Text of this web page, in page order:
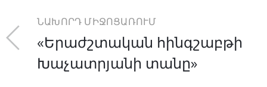
ՆԱԽՈՐԴ ՄԻՋՈՑԱՌՈՒՄ
«Երաժշտական հինգշաբթի
Խաչատրյանի տանը»